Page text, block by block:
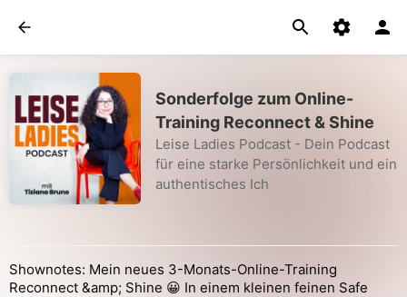
Sonderfolge zum Online-
Training Reconnect & Shine
Leise Ladies Podcast - Dein Podcast
für eine starke Persönlichkeit und ein
authentisches Ich
Shownotes: Mein neues 3-Monats-Online-Training
Reconnect &amp; Shine 😀 In einem kleinen feinen Safe